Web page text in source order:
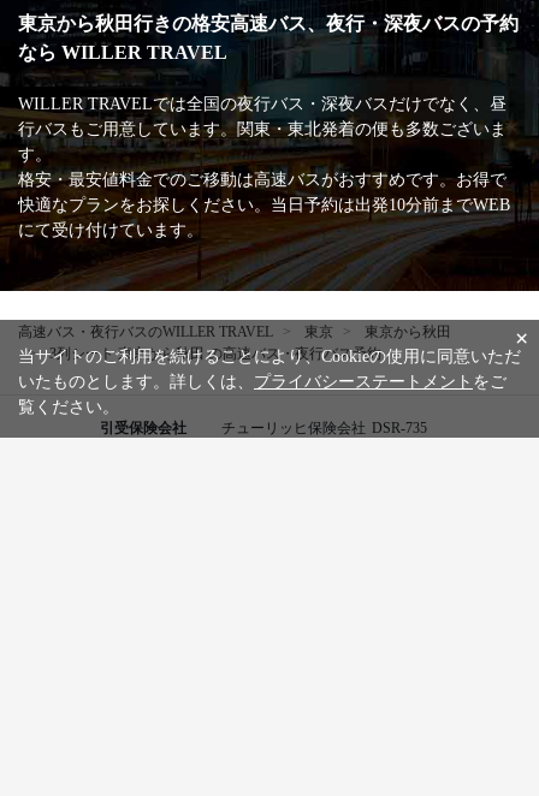
東京から秋田行きの格安高速バス、夜行・深夜バスの予約
なら WILLER TRAVEL
WILLER TRAVELでは全国の夜行バス・深夜バスだけでなく、昼
行バスもご用意しています。関東・東北発着の便も多数ございま
す。
格安・最安値料金でのご移動は高速バスがおすすめです。お得で
快適なプランをお探しください。当日予約は出発10分前までWEB
にて受け付けています。
高速バス・夜行バスのWILLER TRAVEL 東京
東京から秋田
3列シート 東京から秋田 の高速バス・夜行バス予約
引受保険会社 チューリッヒ保険会社 DSR-735
×
当サイトのご利用を続けることにより、Cookieの使用に同意いただ
いたものとします。詳しくは、 プライバシーステートメント をご
覧ください。